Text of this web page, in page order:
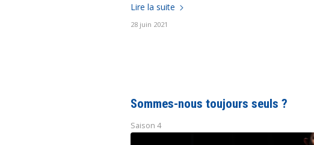
Lire la suite
28 juin 2021
Sommes-nous toujours seuls ?
Saison 4